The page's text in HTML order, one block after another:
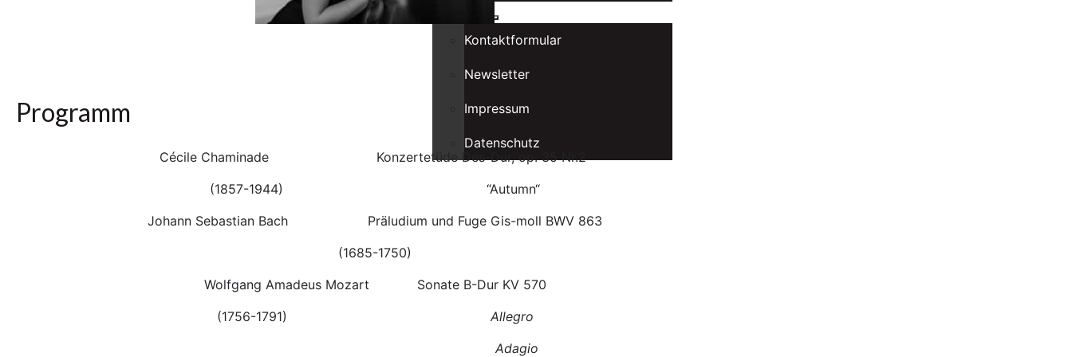
Kontaktformular
Newsletter
Impressum
Datenschutz
Programm
Cécile Chaminade Konzertetüde Des-Dur, op. 35 Nr.2
(1857-1944) “Autumn“
Johann Sebastian Bach Präludium und Fuge Gis-moll BWV 863
(1685-1750)
Wolfgang Amadeus Mozart Sonate B-Dur KV 570
(1756-1791) Allegro
Adagio